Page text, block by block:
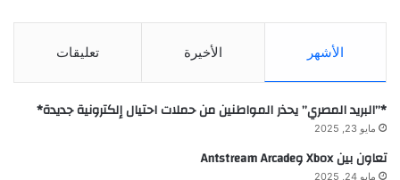
الأشهر الأخيرة تعليقات
*”البريد المصري” يحذر المواطنين من حملات احتيال إلكترونية جديدة*
مايو 23, 2025
تعاون بين Xbox وAntstream Arcade
مايو 24, 2025